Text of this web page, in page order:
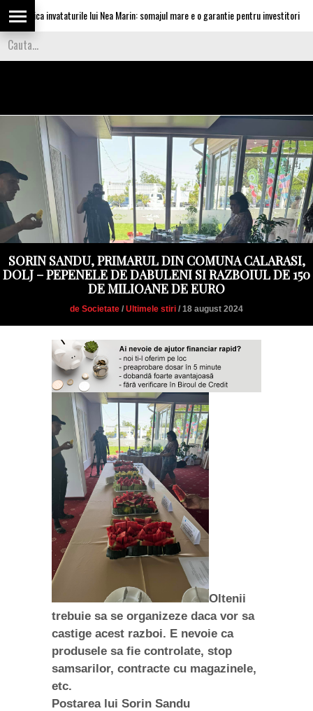
invataturile lui Nea Marin: somajul mare e o garantie pentru investitori
SORIN SANDU, PRIMARUL DIN COMUNA CALARASI,
DOLJ – PEPENELE DE DABULENI SI RAZBOIUL DE 150
DE MILIOANE DE EURO
de Societate / Ultimele stiri / 18 august 2024
Oltenii
trebuie sa se organizeze daca vor sa
castige acest razboi. E nevoie ca
produsele sa fie controlate, stop
samsarilor, contracte cu magazinele,
etc.
Postarea lui Sorin Sandu